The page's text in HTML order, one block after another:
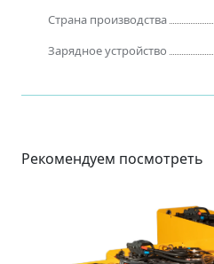
Страна производства
Зарядное устройство
Рекомендуем посмотреть